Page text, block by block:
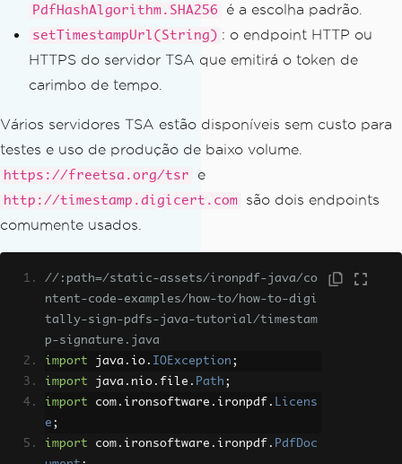
}
PdfHashAlgorithm.SHA256 é a escolha padrão.
setTimestampUrl(String) : o endpoint HTTP ou
HTTPS do servidor TSA que emitirá o token de
carimbo de tempo.
Vários servidores TSA estão disponíveis sem custo para
testes e uso de produção de baixo volume.
https://freetsa.org/tsr e
http://timestamp.digicert.com
são dois endpoints
comumente usados.
//:path=/static-assets/ironpdf-java/co
ntent-code-examples/how-to/how-to-digi
tally-sign-pdfs-java-tutorial/timestam
p-signature.java
import java . io . IOException ;
import java . nio . file . Path ;
import com . ironsoftware . ironpdf . Licens
e ;
import com . ironsoftware . ironpdf . PdfDoc